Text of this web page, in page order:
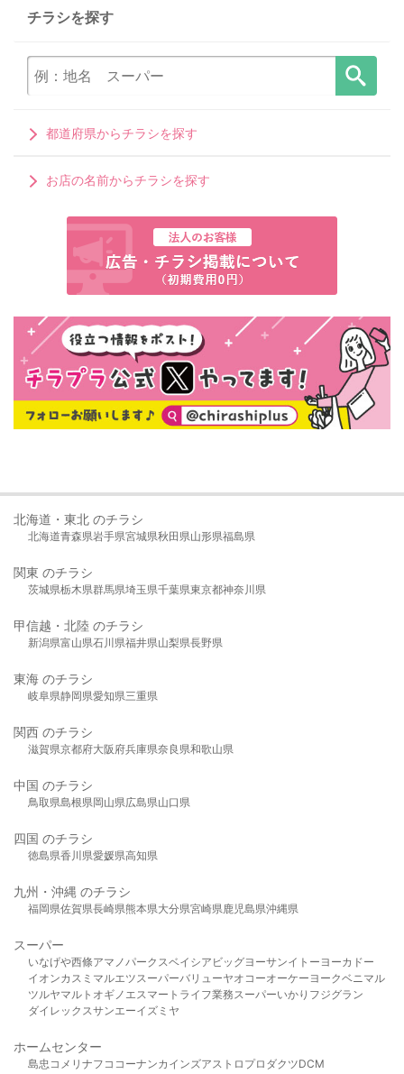
チラシを探す
都道府県からチラシを探す
お店の名前からチラシを探す
北海道・東北 のチラシ
北海道青森県岩手県宮城県秋田県山形県福島県
関東 のチラシ
茨城県栃木県群馬県埼玉県千葉県東京都神奈川県
甲信越・北陸 のチラシ
新潟県富山県石川県福井県山梨県長野県
東海 のチラシ
岐阜県静岡県愛知県三重県
関西 のチラシ
滋賀県京都府大阪府兵庫県奈良県和歌山県
中国 のチラシ
鳥取県島根県岡山県広島県山口県
四国 のチラシ
徳島県香川県愛媛県高知県
九州・沖縄 のチラシ
福岡県佐賀県長崎県熊本県大分県宮崎県鹿児島県沖縄県
スーパー
いなげや西條アマノパークスベイシア ビッグヨーサンイトーヨーカドー
イオンカスミ マルエツスーパーバリューヤオコーオーケー ヨークベニマル
ツルヤマルト オギノ エスマート ライフ業務スーパーいかり フジグラン
ダイレックスサンエーイズミヤ
ホームセンター
島忠 コメリ ナフコ コーナンカインズアストロプロダクツDCM